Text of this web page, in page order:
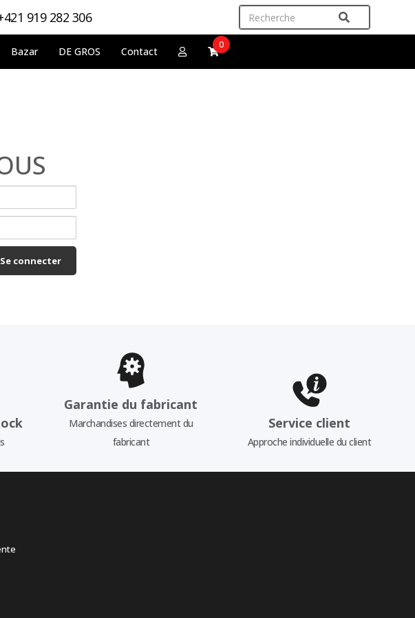
919 282 306
Bazar DE GROS Contact
0
Se connecter
Garantie du fabricant
Marchandises directement du
fabricant
Service client
Approche individuelle du client